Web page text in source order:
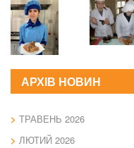
АРХІВ НОВИН
ТРАВЕНЬ 2026
ЛЮТИЙ 2026